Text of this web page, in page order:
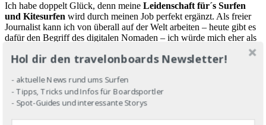
Ich habe doppelt Glück, denn meine Leidenschaft für´s Surfen
und Kitesurfen wird durch meinen Job perfekt ergänzt. Als freier
Journalist kann ich von überall auf der Welt arbeiten – heute gibt es
dafür den Begriff des digitalen Nomaden – ich würde mich eher als
Die gilt dem Meer!Neben den Ozeanen ist es die Natur, die mich
nach einer Reise immer wieder völlig begeistert auspuckt und dann
fasziniert dem Alltag übergibt. Deshalb liegt mir auch der
der Ozeane
und deren Bewohner besonders am Herzen und ich
hoffe,mit diesem Blogvielleicht einen kleinen Teil dessen zurück
Hol dir den travelonboards Newsletter!
- aktuelle News rund ums Surfen
- Tipps, Tricks und Infos für Boardsportler
- Spot-Guides und interessante Storys